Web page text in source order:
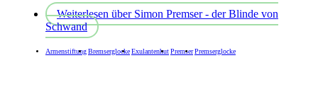
Weiterlesen über Simon Premser - der Blinde von
Schwand
ArmenstiftungBremserglockeExulantenhutPremserPremserglocke